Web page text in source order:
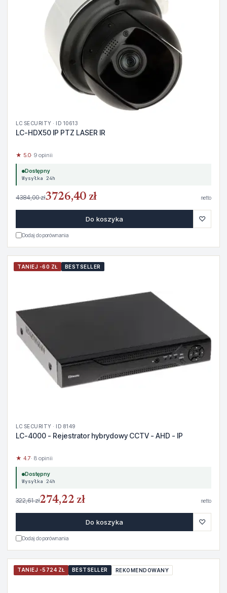
LC SECURITY · ID 10613
LC-HDX50 IP PTZ LASER IR
★ 5.0· 9 opinii
Dostępny
Wysyłka 24h
4384,00 zł3726,40 zł netto
Do koszyka ♡
Dodaj do porównania
TANIEJ -60 ZŁ BESTSELLER
LC SECURITY · ID 8149
LC-4000 - Rejestrator hybrydowy CCTV - AHD - IP
★ 4.7· 8 opinii
Dostępny
Wysyłka 24h
322,61 zł274,22 zł netto
Do koszyka ♡
Dodaj do porównania
TANIEJ -5724 ZŁ BESTSELLER REKOMENDOWANY